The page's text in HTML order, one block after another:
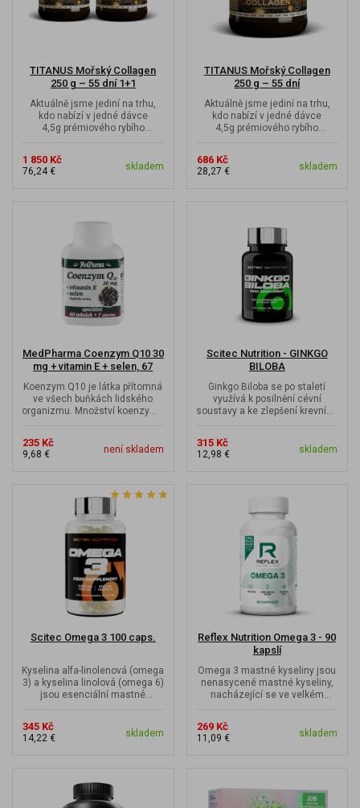
TITANUS Mořský Collagen
250 g – 55 dní 1+1
Aktuálně jsme jediní na trhu,
kdo nabízí v jedné dávce
4,5g prémiového rybího
1 850 Kč
76,24 € skladem
TITANUS Mořský Collagen
250 g – 55 dní
Aktuálně jsme jediní na trhu,
kdo nabízí v jedné dávce
4,5g prémiového rybího
686 Kč
28,27 € skladem
MedPharma Coenzym Q10 30
mg + vitamin E + selen, 67
tobolek
Koenzym Q10 je látka přítomná
ve všech buňkách lidského
organizmu. Množství koenzymu
235 Kč
9,68 € není skladem
Scitec Nutrition - GINKGO
BILOBA
Ginkgo Biloba se po staletí
využívá k posilnění cévní
soustavy a ke zlepšení krevního
315 Kč
12,98 € skladem
Scitec Omega 3 100 caps.
Kyselina alfa-linolenová (omega
3) a kyselina linolová (omega 6)
jsou esenciální mastné
345 Kč
14,22 € skladem
Reflex Nutrition Omega 3 - 90
kapslí
Omega 3 mastné kyseliny jsou
nenasycené mastné kyseliny,
nacházející se ve velkém
269 Kč
11,09 € skladem